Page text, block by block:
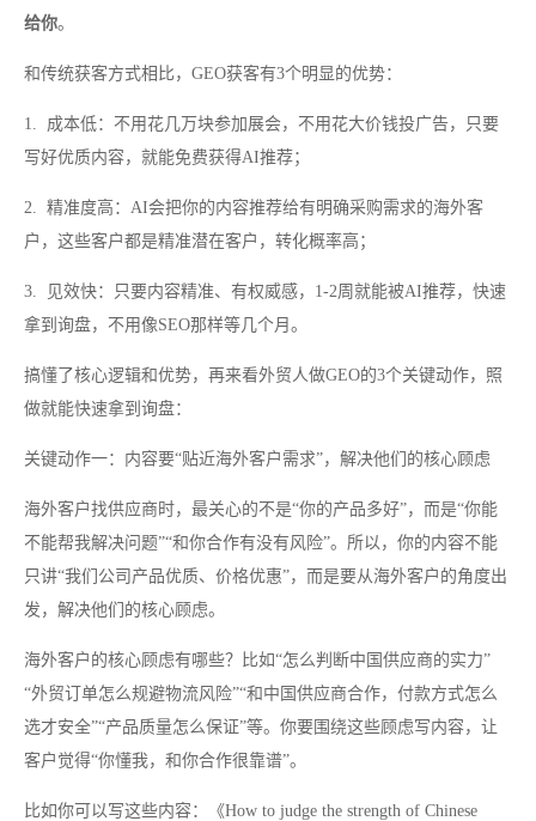
给你。
和传统获客方式相比，GEO获客有3个明显的优势：
1. 成本低：不用花几万块参加展会，不用花大价钱投广告，只要
写好优质内容，就能免费获得AI推荐；
2. 精准度高：AI会把你的内容推荐给有明确采购需求的海外客
户，这些客户都是精准潜在客户，转化概率高；
3. 见效快：只要内容精准、有权威感，1-2周就能被AI推荐，快速
拿到询盘，不用像SEO那样等几个月。
搞懂了核心逻辑和优势，再来看外贸人做GEO的3个关键动作，照
做就能快速拿到询盘：
关键动作一：内容要“贴近海外客户需求”，解决他们的核心顾虑
海外客户找供应商时，最关心的不是“你的产品多好”，而是“你能
不能帮我解决问题”“和你合作有没有风险”。所以，你的内容不能
只讲“我们公司产品优质、价格优惠”，而是要从海外客户的角度出
发，解决他们的核心顾虑。
海外客户的核心顾虑有哪些？比如“怎么判断中国供应商的实力”
“外贸订单怎么规避物流风险”“和中国供应商合作，付款方式怎么
选才安全”“产品质量怎么保证”等。你要围绕这些顾虑写内容，让
客户觉得“你懂我，和你合作很靠谱”。
比如你可以写这些内容：《How to judge the strength of Chinese